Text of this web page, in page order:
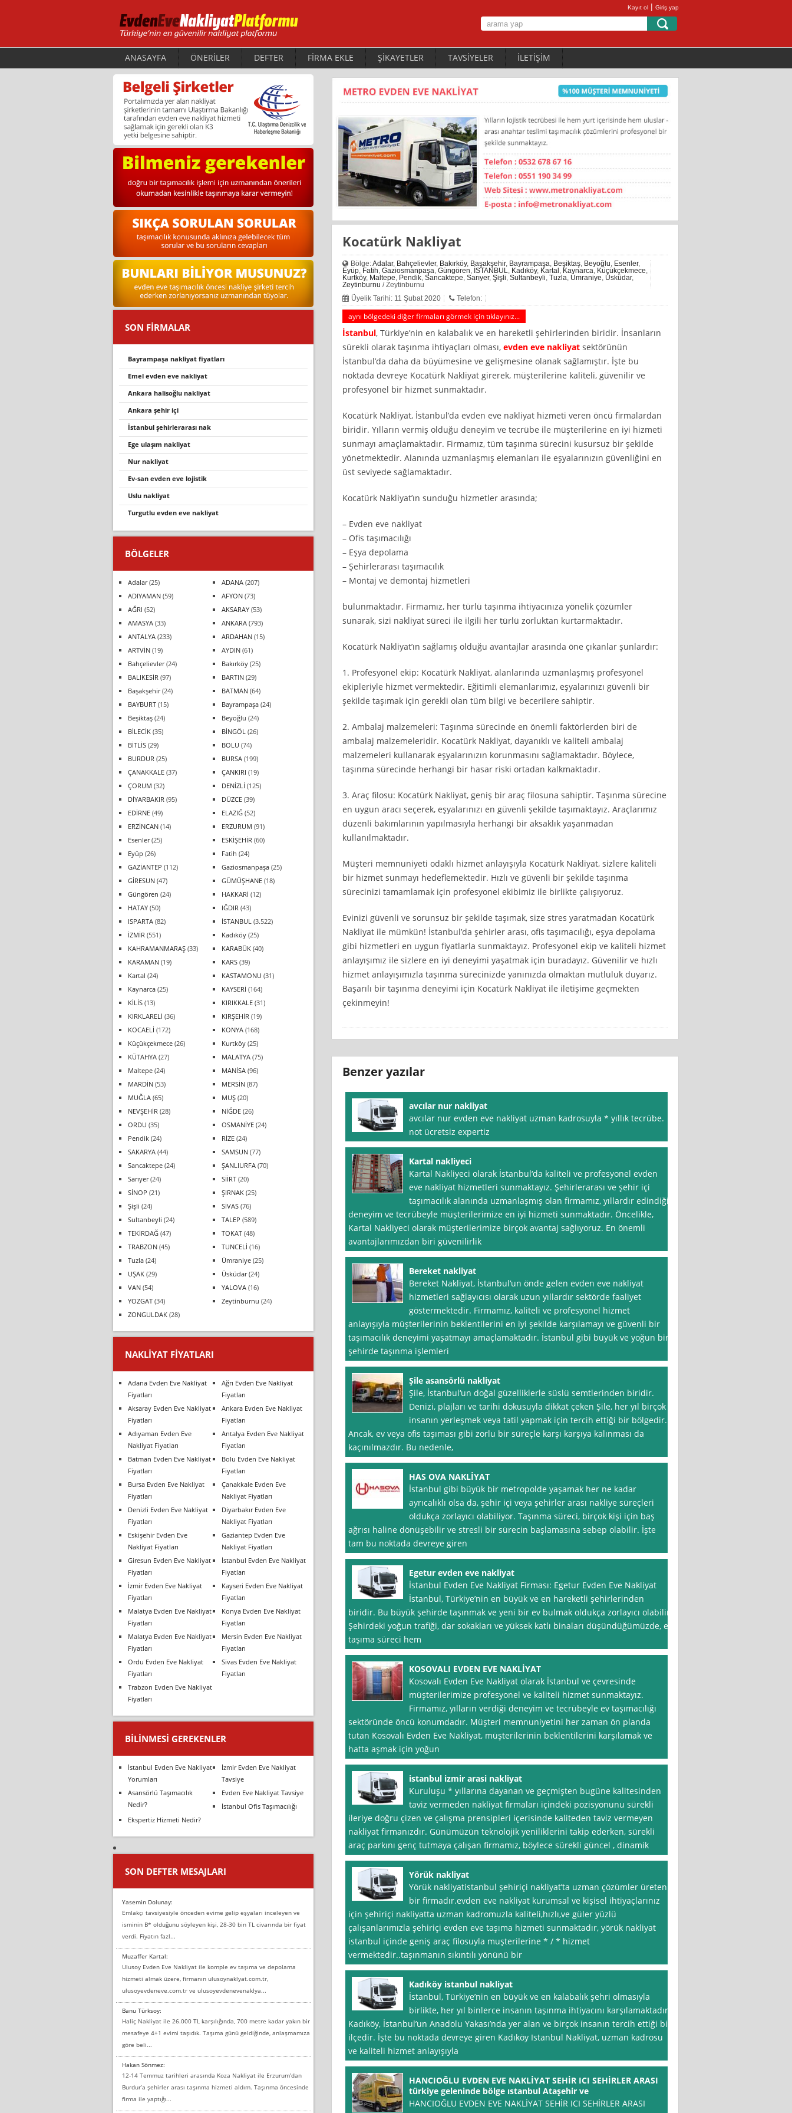
Kayıt ol | Giriş yap
ANASAYFA ÖNERİLER DEFTER FİRMA EKLE ŞİKAYETLER TAVSİYELER İLETİŞİM
Kocatürk Nakliyat
Bölge:Adalar, Bahçelievler, Bakırköy, Başakşehir, Bayrampaşa, Beşiktaş, Beyoğlu, Esenler,
Eyüp, Fatih, Gaziosmanpaşa, Güngören, İSTANBUL, Kadıköy, Kartal , Kaynarca, Küçükçekmece,
Kurtköy, Maltepe, Pendik, Sancaktepe, Sarıyer, Şişli, Sultanbeyli, Tuzla, Ümraniye, Üsküdar,
Zeytinburnu / Zeytinburnu
Üyelik Tarihi: 11 Şubat 2020
Telefon:
aynı bölgedeki diğer firmaları görmek için tıklayınız...
İstanbul, Türkiye’nin en kalabalık ve en hareketli şehirlerinden biridir. İnsanların
sürekli olarak taşınma ihtiyaçları olması, evden eve nakliyatsektörünün
İstanbul’da daha da büyümesine ve gelişmesine olanak sağlamıştır. İşte bu
noktada devreye Kocatürk Nakliyat girerek, müşterilerine kaliteli, güvenilir ve
profesyonel bir hizmet sunmaktadır.
Kocatürk Nakliyat, İstanbul’da evden eve nakliyat hizmeti veren öncü firmalardan
biridir. Yılların vermiş olduğu deneyim ve tecrübe ile müşterilerine en iyi hizmeti
sunmayı amaçlamaktadır. Firmamız, tüm taşınma sürecini kusursuz bir şekilde
yönetmektedir. Alanında uzmanlaşmış elemanları ile eşyalarınızın güvenliğini en
üst seviyede sağlamaktadır.
Kocatürk Nakliyat’ın sunduğu hizmetler arasında;
– Evden eve nakliyat
– Ofis taşımacılığı
– Eşya depolama
– Şehirlerarası taşımacılık
– Montaj ve demontaj hizmetleri
bulunmaktadır. Firmamız, her türlü taşınma ihtiyacınıza yönelik çözümler
sunarak, sizi nakliyat süreci ile ilgili her türlü zorluktan kurtarmaktadır.
Kocatürk Nakliyat’ın sağlamış olduğu avantajlar arasında öne çıkanlar şunlardır:
1. Profesyonel ekip: Kocatürk Nakliyat, alanlarında uzmanlaşmış profesyonel
ekipleriyle hizmet vermektedir. Eğitimli elemanlarımız, eşyalarınızı güvenli bir
şekilde taşımak için gerekli olan tüm bilgi ve becerilere sahiptir.
2. Ambalaj malzemeleri: Taşınma sürecinde en önemli faktörlerden biri de
ambalaj malzemeleridir. Kocatürk Nakliyat, dayanıklı ve kaliteli ambalaj
malzemeleri kullanarak eşyalarınızın korunmasını sağlamaktadır. Böylece,
taşınma sürecinde herhangi bir hasar riski ortadan kalkmaktadır.
3. Araç filosu: Kocatürk Nakliyat, geniş bir araç filosuna sahiptir. Taşınma sürecine
en uygun aracı seçerek, eşyalarınızı en güvenli şekilde taşımaktayız. Araçlarımız
düzenli bakımlarının yapılmasıyla herhangi bir aksaklık yaşanmadan
kullanılmaktadır.
Müşteri memnuniyeti odaklı hizmet anlayışıyla Kocatürk Nakliyat, sizlere kaliteli
bir hizmet sunmayı hedeflemektedir. Hızlı ve güvenli bir şekilde taşınma
sürecinizi tamamlamak için profesyonel ekibimiz ile birlikte çalışıyoruz.
Evinizi güvenli ve sorunsuz bir şekilde taşımak, size stres yaratmadan Kocatürk
Nakliyat ile mümkün! İstanbul’da şehirler arası, ofis taşımacılığı, eşya depolama
gibi hizmetleri en uygun fiyatlarla sunmaktayız. Profesyonel ekip ve kaliteli hizmet
anlayışımız ile sizlere en iyi deneyimi yaşatmak için buradayız. Güvenilir ve hızlı
hizmet anlayışımızla taşınma sürecinizde yanınızda olmaktan mutluluk duyarız.
Başarılı bir taşınma deneyimi için Kocatürk Nakliyat ile iletişime geçmekten
çekinmeyin!
Benzer yazılar
avcılar nur nakliyat
avcılar nur evden eve nakliyat uzman kadrosuyla * yıllık tecrübe.
not ücretsiz expertiz
Kartal nakliyeci
Kartal Nakliyeci olarak İstanbul‘da kaliteli ve profesyonel evden
eve nakliyat hizmetleri sunmaktayız. Şehirlerarası ve şehir içi
taşımacılık alanında uzmanlaşmış olan firmamız, yıllardır edindiği
deneyim ve tecrübeyle müşterilerimize en iyi hizmeti sunmaktadır. Öncelikle,
Kartal Nakliyeci olarak müşterilerimize birçok avantaj sağlıyoruz. En önemli
avantajlarımızdan biri güvenilirlik
Bereket nakliyat
Bereket Nakliyat, İstanbul‘un önde gelen evden eve nakliyat
hizmetleri sağlayıcısı olarak uzun yıllardır sektörde faaliyet
göstermektedir. Firmamız, kaliteli ve profesyonel hizmet
anlayışıyla müşterilerinin beklentilerini en iyi şekilde karşılamayı ve güvenli bir
taşımacılık deneyimi yaşatmayı amaçlamaktadır. İstanbul gibi büyük ve yoğun bir
şehirde taşınma işlemleri
Şile asansörlü nakliyat
Şile, İstanbul‘un doğal güzelliklerle süslü semtlerinden biridir.
Denizi, plajları ve tarihi dokusuyla dikkat çeken Şile, her yıl birçok
insanın yerleşmek veya tatil yapmak için tercih ettiği bir bölgedir.
Ancak, ev veya ofis taşıması gibi zorlu bir süreçle karşı karşıya kalınması da
kaçınılmazdır. Bu nedenle,
HAS OVA NAKLİYAT
İstanbul gibi büyük bir metropolde yaşamak her ne kadar
ayrıcalıklı olsa da, şehir içi veya şehirler arası nakliye süreçleri
oldukça zorlayıcı olabiliyor. Taşınma süreci, birçok kişi için baş
ağrısı haline dönüşebilir ve stresli bir sürecin başlamasına sebep olabilir. İşte
tam bu noktada devreye giren
Egetur evden eve nakliyat
İstanbul Evden Eve Nakliyat Firması: Egetur Evden Eve Nakliyat
İstanbul, Türkiye’nin en büyük ve en hareketli şehirlerinden
biridir. Bu büyük şehirde taşınmak ve yeni bir ev bulmak oldukça zorlayıcı olabilir.
Şehirdeki yoğun trafiği, dar sokakları ve yüksek katlı binaları düşündüğümüzde, ev
taşıma süreci hem
KOSOVALI EVDEN EVE NAKLİYAT
Kosovalı Evden Eve Nakliyat olarak İstanbul ve çevresinde
müşterilerimize profesyonel ve kaliteli hizmet sunmaktayız.
Firmamız, yılların verdiği deneyim ve tecrübeyle ev taşımacılığı
sektöründe öncü konumdadır. Müşteri memnuniyetini her zaman ön planda
tutan Kosovalı Evden Eve Nakliyat, müşterilerinin beklentilerini karşılamak ve
hatta aşmak için yoğun
istanbul izmir arasi nakliyat
Kuruluşu * yıllarına dayanan ve geçmişten bugüne kalitesinden
taviz vermeden nakliyat firmaları içindeki pozisyonunu sürekli
ileriye doğru çizen ve çalışma prensipleri içerisinde kaliteden taviz vermeyen
nakliyat firmanızdır. Günümüzün teknolojik yeniliklerini takip ederken, sürekli
araç parkını genç tutmaya çalışan firmamız, böylece sürekli güncel , dinamik
Yörük nakliyat
Yörük nakliyatistanbul şehiriçi nakliyat’ta uzman çözümler üreten
bir firmadır.evden eve nakliyat kurumsal ve kişisel ihtiyaçlarınız
için şehiriçi nakliyatta uzman kadromuzla kaliteli,hızlı,ve güler yüzlü
çalışanlarımızla şehiriçi evden eve taşıma hizmeti sunmaktadır, yörük nakliyat
istanbul içinde geniş araç filosuyla muşterilerine * / * hizmet
vermektedir..taşınmanın sıkıntılı yönünü bir
Kadıköy istanbul nakliyat
İstanbul, Türkiye’nin en büyük ve en kalabalık şehri olmasıyla
birlikte, her yıl binlerce insanın taşınma ihtiyacını karşılamaktadır.
Kadıköy, İstanbul’un Anadolu Yakası’nda yer alan ve birçok insanın tercih ettiği bir
ilçedir. İşte bu noktada devreye giren Kadıköy Istanbul Nakliyat, uzman kadrosu
ve kaliteli hizmet anlayışıyla
HANCIOĞLU EVDEN EVE NAKLİYAT SEHİR ICI SEHİRLER ARASI
türkiye geleninde bölge ıstanbul Ataşehir ve
HANCIOĞLU EVDEN EVE NAKLİYAT SEHİR ICI SEHİRLER ARASI
SON FİRMALAR
bayrampaşa nakliyat fiyatları
emel evden eve nakli̇yat
ankara halisoğlu nakliyat
ankara şehir içi
i̇stanbul şehirlerarası nak
ege ulaşım nakliyat
nur nakli̇yat
ev-san evden eve lojistik
uslu nakliyat
turgutlu evden eve nakli̇yat
BÖLGELER
Adalar(25) ADANA (207)
ADIYAMAN (59) AFYON (73)
AĞRI (52) AKSARAY (53)
AMASYA (33) ANKARA (793)
ANTALYA (233) ARDAHAN (15)
ARTVİN (19) AYDIN (61)
Bahçelievler(24) Bakırköy (25)
BALIKESİR (97) BARTIN (29)
Başakşehir(24) BATMAN (64)
BAYBURT (15) Bayrampaşa (24)
Beşiktaş (24) Beyoğlu (24)
BİLECİK (35) BİNGÖL (26)
BİTLİS (29) BOLU (74)
BURDUR (25) BURSA (199)
ÇANAKKALE (37) ÇANKIRI (19)
ÇORUM (32) DENİZLİ (125)
DİYARBAKIR (95) DÜZCE (39)
EDİRNE (49) ELAZIĞ (52)
ERZİNCAN (14) ERZURUM (91)
Esenler(25) ESKİŞEHİR (60)
Eyüp (26) Fatih (24)
GAZİANTEP (112) Gaziosmanpaşa (25)
GİRESUN (47) GÜMÜŞHANE (18)
Güngören (24) HAKKARİ (12)
HATAY (50) IĞDIR (43)
ISPARTA (82) İSTANBUL (3.522)
İZMİR (551) Kadıköy (25)
KAHRAMANMARAŞ (33) KARABÜK (40)
KARAMAN (19) KARS (39)
Kartal (24) KASTAMONU (31)
Kaynarca (25) KAYSERİ (164)
KİLİS (13) KIRIKKALE (31)
KIRKLARELİ (36) KIRŞEHİR (19)
KOCAELİ (172) KONYA (168)
Küçükçekmece (26) Kurtköy (25)
KÜTAHYA (27) MALATYA (75)
Maltepe (24) MANİSA (96)
MARDİN (53) MERSİN (87)
MUĞLA (65) MUŞ (20)
NEVŞEHİR (28) NİĞDE (26)
ORDU (35) OSMANİYE (24)
Pendik (24) RİZE (24)
SAKARYA (44) SAMSUN (77)
Sancaktepe (24) ŞANLIURFA (70)
Sarıyer(24) SİİRT (20)
SİNOP (21) ŞIRNAK (25)
Şişli (24) SİVAS (76)
Sultanbeyli (24) TALEP (589)
TEKİRDAĞ (47) TOKAT (48)
TRABZON (45) TUNCELİ (16)
Tuzla (24) Ümraniye (25)
UŞAK (29) Üsküdar(24)
VAN (54) YALOVA (16)
YOZGAT (34) Zeytinburnu (24)
ZONGULDAK (28)
NAKLIYAT FIYATLARI
Adana Evden Eve Nakliyat
Fiyatları
Ağrı Evden Eve Nakliyat
Fiyatları
Aksaray Evden Eve Nakliyat
Fiyatları
Ankara Evden Eve Nakliyat
Fiyatları
Adıyaman Evden Eve
Nakliyat Fiyatları
Antalya Evden Eve Nakliyat
Fiyatları
Batman Evden Eve Nakliyat
Fiyatları
Bolu Evden Eve Nakliyat
Fiyatları
Bursa Evden Eve Nakliyat
Fiyatları
Çanakkale Evden Eve
Nakliyat Fiyatları
Denizli Evden Eve Nakliyat
Fiyatları
Diyarbakır Evden Eve
Nakliyat Fiyatları
Eskişehir Evden Eve
Nakliyat Fiyatları
Gaziantep Evden Eve
Nakliyat Fiyatları
Giresun Evden Eve Nakliyat
Fiyatları
İstanbul Evden Eve Nakliyat
Fiyatları
İzmir Evden Eve Nakliyat
Fiyatları
Kayseri Evden Eve Nakliyat
Fiyatları
Malatya Evden Eve Nakliyat
Fiyatları
Konya Evden Eve Nakliyat
Fiyatları
Malatya Evden Eve Nakliyat
Fiyatları
Mersin Evden Eve Nakliyat
Fiyatları
Ordu Evden Eve Nakliyat
Fiyatları
Sivas Evden Eve Nakliyat
Fiyatları
Trabzon Evden Eve Nakliyat
Fiyatları
BILINMESI GEREKENLER
İstanbul Evden Eve Nakliyat
Yorumları
İzmir Evden Eve Nakliyat
Tavsiye
Asansörlü Taşımacılık
Nedir?
Evden Eve Nakliyat Tavsiye
İstanbul Ofis Taşımacılığı
Ekspertiz Hizmeti Nedir?
SON DEFTER MESAJLARI
Yasemin Dolunay:
Emlakçı tavsiyesiyle önceden evime gelip eşyaları inceleyen ve
isminin B* olduğunu söyleyen kişi, 28-30 bin TL civarında bir fiyat
verdi. Fiyatın fazl...
Muzaffer Kartal:
Ulusoy Evden Eve Nakliyat ile komple ev taşıma ve depolama
hizmeti almak üzere, firmanın ulusoynaklyat.com.tr,
ulusoyevdeneve.com.tr ve ulusoyevdenevenaklya...
Banu Türksoy:
Haliç Nakliyat ile 26.000 TL karşılığında, 700 metre kadar yakın bir
mesafeye 4+1 evimi taşıdık. Taşıma günü geldiğinde, anlaşmamıza
göre beli...
Hakan Sönmez:
12-14 Temmuz tarihleri arasında Koza Nakliyat ile Erzurum’dan
Burdur’a şehirler arası taşınma hizmeti aldım. Taşınma öncesinde
firma ile yaptığı...